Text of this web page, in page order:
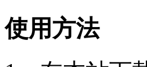
使用方法